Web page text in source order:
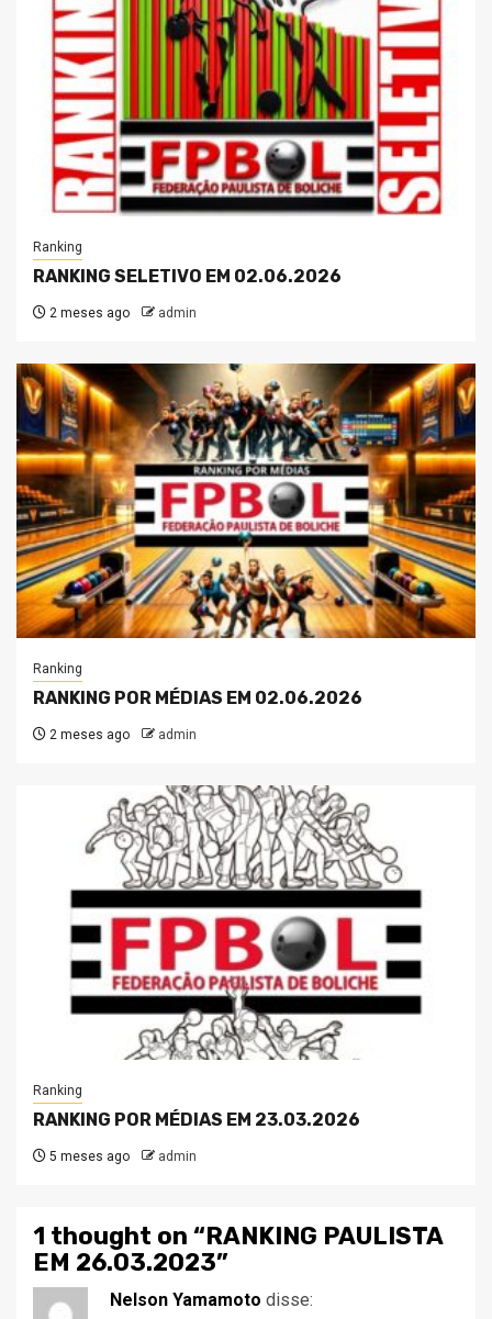
Ranking
RANKING SELETIVO EM 02.06.2026
2 meses ago admin
Ranking
RANKING POR MÉDIAS EM 02.06.2026
2 meses ago admin
Ranking
RANKING POR MÉDIAS EM 23.03.2026
5 meses ago admin
1 thought on “RANKING PAULISTA
EM 26.03.2023”
Nelson Yamamoto disse: